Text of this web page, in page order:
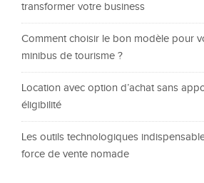
transformer votre business
Comment choisir le bon modèle pour
minibus de tourisme ?
Location avec option d’achat sans
éligibilité
Les outils technologiques
force de vente nomade